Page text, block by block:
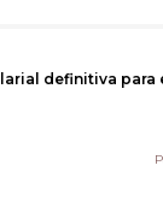
definitiva para